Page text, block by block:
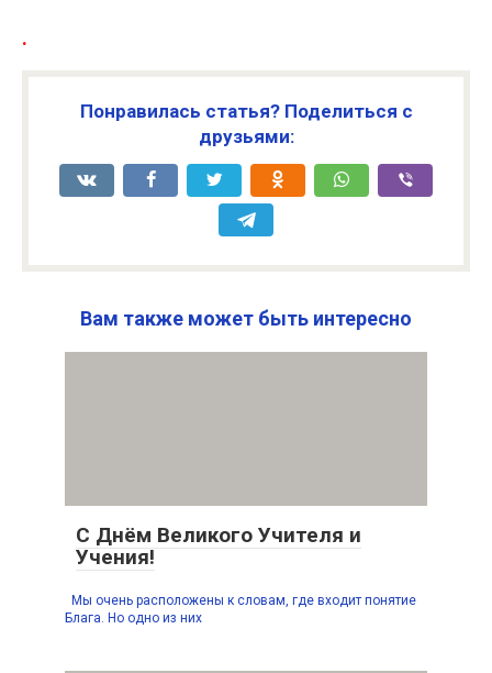
.
Понравилась статья? Поделиться с
друзьями:
Вам также может быть интересно
С Днём Великого Учителя и
Учения!
Мы очень расположены к словам, где входит понятие
Блага. Но одно из них